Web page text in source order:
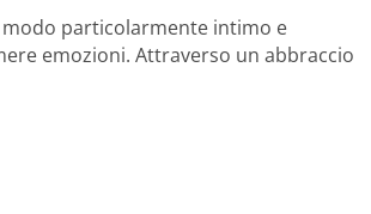
particolarmente intimo e
emozioni. Attraverso un abbraccio